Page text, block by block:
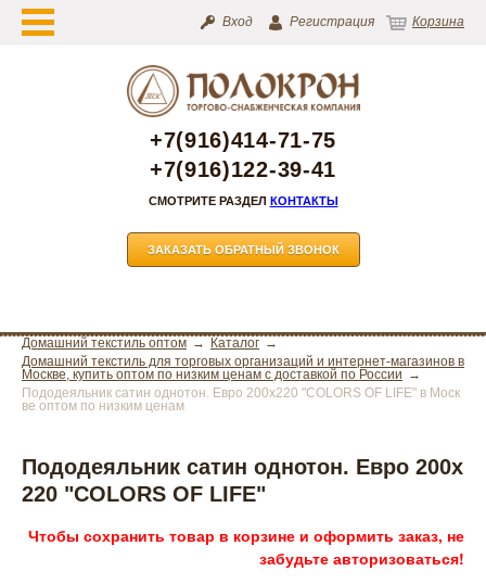
Вход Регистрация Корзина
+7(916)414-71-75
+7(916)122-39-41
СМОТРИТЕ РАЗДЕЛ КОНТАКТЫ
ЗАКАЗАТЬ ОБРАТНЫЙ ЗВОНОК
Домашний текстиль оптом
Каталог
Домашний текстиль для торговых организаций и интернет-магазинов в
Москве, купить оптом по низким ценам с доставкой по России
Пододеяльник сатин однотон. Евро 200х220 "COLORS OF LIFE" в Моск
ве оптом по низким ценам
Пододеяльник сатин однотон. Евро 200х
220 "COLORS OF LIFE"
Чтобы сохранить товар в корзине и оформить заказ, не
забудьте авторизоваться!